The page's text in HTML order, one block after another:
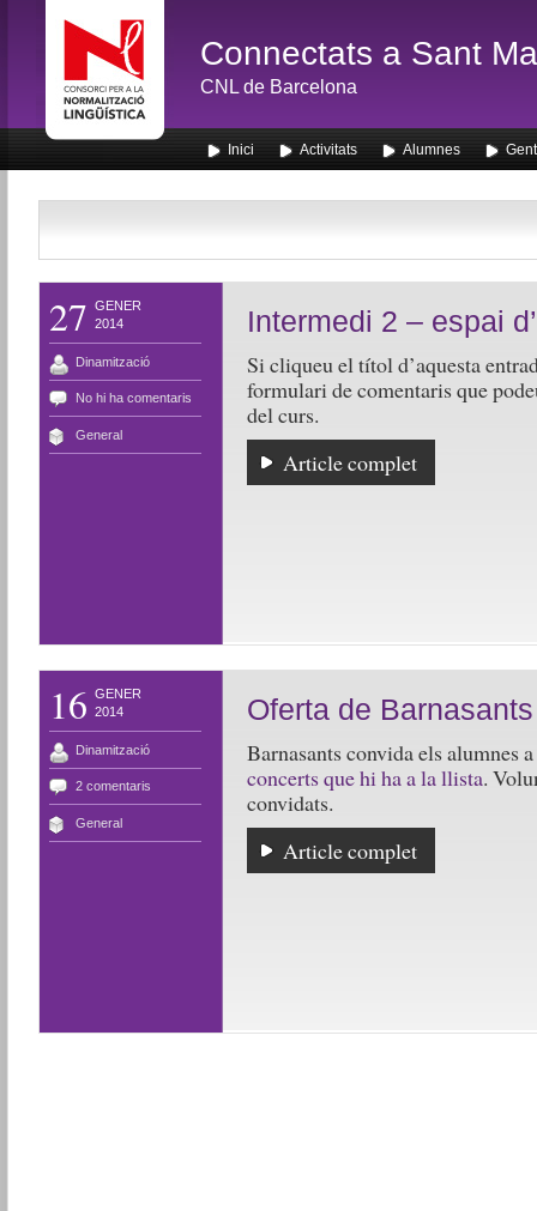
Connectats a Sant
CNL de Barcelona
Inici Activitats Alumnes
27 GENER
2014
Dinamització
No hi ha comentaris
General
Intermedi 2 – espai
Si cliqueu el títol d’aquesta
formulari de comentaris que
del curs.
Article complet
16 GENER
2014
Dinamització
2 comentaris
General
Oferta de
Barnasants convida els alumnes
concerts que hi ha a la llista.
convidats.
Article complet